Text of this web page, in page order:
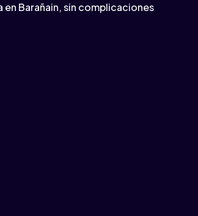
en Barañain, sin complicaciones